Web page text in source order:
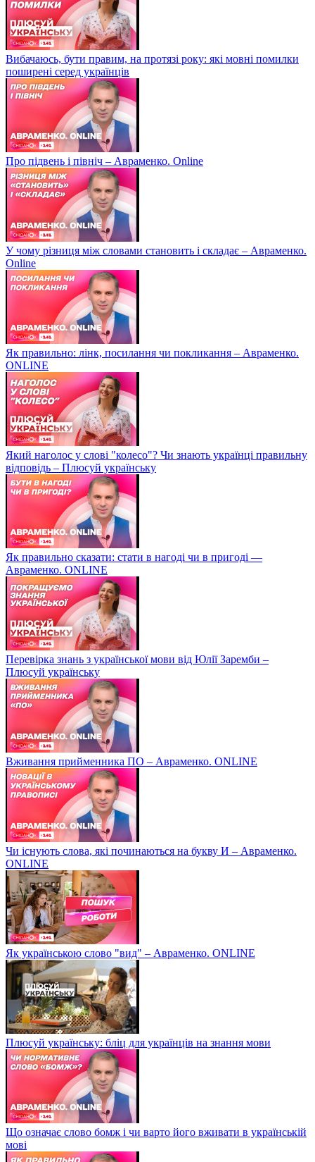
Вибачаюсь, бути правим, на протязі року: які мовні помилки
поширені серед українців
Про підвень і північ – Авраменко. Online
У чому різниця між словами становить і складає – Авраменко.
Online
Як правильно: лінк, посилання чи покликання – Авраменко.
ONLINE
Який наголос у слові "колесо"? Чи знають українці правильну
відповідь – Плюсуй українську
Як правильно сказати: стати в нагоді чи в пригоді —
Авраменко. ONLINE
Перевірка знань з української мови від Юлії Заремби –
Плюсуй українську
Вживання прийменника ПО – Авраменко. ONLINE
Чи існують слова, які починаються на букву И – Авраменко.
ONLINE
Як українською слово "вид" – Авраменко. ONLINE
Плюсуй українську: бліц для українців на знання мови
Що означає слово бомж і чи варто його вживати в українській
мові